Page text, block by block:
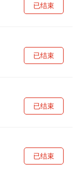
已结束
已结束
已结束
已结束